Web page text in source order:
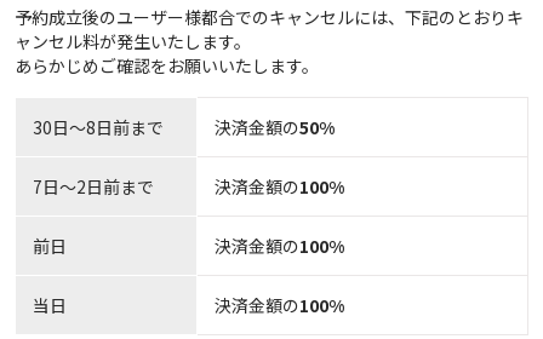
予約成立後のユーザー様都合でのキャンセルには、下記のとおりキ
ャンセル料が発生いたします。
あらかじめご確認をお願いいたします。
30日〜8日前まで 決済金額の50%
7日～2日前まで 決済金額の100%
前日 決済金額の100%
当日 決済金額の100%